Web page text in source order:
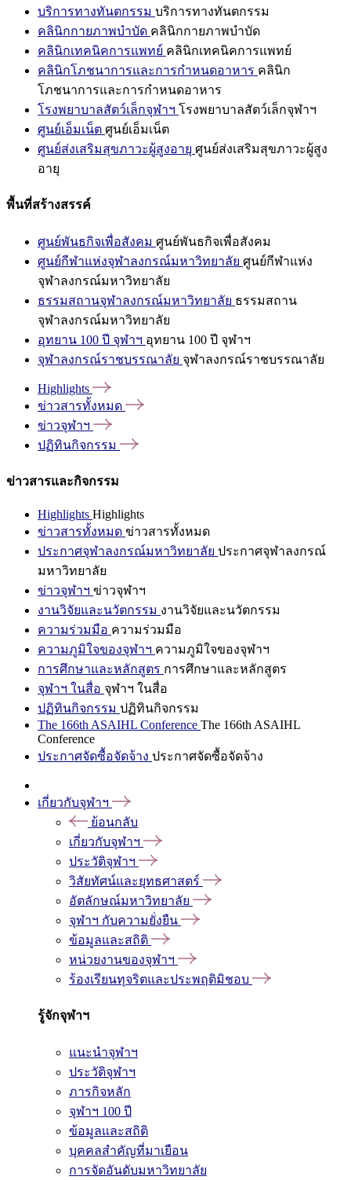
บริการทางทันตกรรม บริการทางทันตกรรม
คลินิกกายภาพบำบัด คลินิกกายภาพบำบัด
คลินิกเทคนิคการแพทย์ คลินิกเทคนิคการแพทย์
คลินิกโภชนาการและการกำหนดอาหาร คลินิก
โภชนาการและการกำหนดอาหาร
โรงพยาบาลสัตว์เล็กจุฬาฯ โรงพยาบาลสัตว์เล็กจุฬาฯ
ศูนย์เอ็มเน็ต ศูนย์เอ็มเน็ต
ศูนย์ส่งเสริมสุขภาวะผู้สูงอายุ ศูนย์ส่งเสริมสุขภาวะผู้สูง
อายุ
พื้นที่สร้างสรรค์
ศูนย์พันธกิจเพื่อสังคม ศูนย์พันธกิจเพื่อสังคม
ศูนย์กีฬาแห่งจุฬาลงกรณ์มหาวิทยาลัย ศูนย์กีฬาแห่ง
จุฬาลงกรณ์มหาวิทยาลัย
ธรรมสถานจุฬาลงกรณ์มหาวิทยาลัย ธรรมสถาน
จุฬาลงกรณ์มหาวิทยาลัย
อุทยาน 100 ปี จุฬาฯ อุทยาน 100 ปี จุฬาฯ
จุฬาลงกรณ์ราชบรรณาลัย จุฬาลงกรณ์ราชบรรณาลัย
Highlights
ข่าวสารทั้งหมด
ข่าวจุฬาฯ
ปฏิทินกิจกรรม
ข่าวสารและกิจกรรม
Highlights Highlights
ข่าวสารทั้งหมด ข่าวสารทั้งหมด
ประกาศจุฬาลงกรณ์มหาวิทยาลัย ประกาศจุฬาลงกรณ์
มหาวิทยาลัย
ข่าวจุฬาฯ ข่าวจุฬาฯ
งานวิจัยและนวัตกรรม งานวิจัยและนวัตกรรม
ความร่วมมือ ความร่วมมือ
ความภูมิใจของจุฬาฯ ความภูมิใจของจุฬาฯ
การศึกษาและหลักสูตร การศึกษาและหลักสูตร
จุฬาฯ ในสื่อ จุฬาฯ ในสื่อ
ปฏิทินกิจกรรม ปฏิทินกิจกรรม
The 166th ASAIHL Conference The 166th ASAIHL
Conference
ประกาศจัดซื้อจัดจ้าง ประกาศจัดซื้อจัดจ้าง
เกี่ยวกับจุฬาฯ
ย้อนกลับ
เกี่ยวกับจุฬาฯ
ประวัติจุฬาฯ
วิสัยทัศน์และยุทธศาสตร์
อัตลักษณ์มหาวิทยาลัย
จุฬาฯ กับความยั่งยืน
ข้อมูลและสถิติ
หน่วยงานของจุฬาฯ
ร้องเรียนทุจริตและประพฤติมิชอบ
รู้จักจุฬาฯ
แนะนำจุฬาฯ
ประวัติจุฬาฯ
ภารกิจหลัก
จุฬาฯ 100 ปี
ข้อมูลและสถิติ
บุคคลสำคัญที่มาเยือน
การจัดอันดับมหาวิทยาลัย